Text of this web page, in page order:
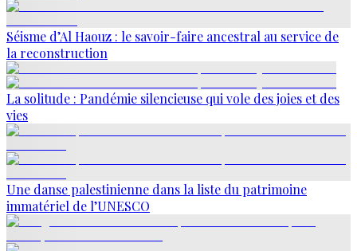
Séisme d’Al Haouz : le savoir-faire ancestral au service de
la reconstruction
La solitude : Pandémie silencieuse qui vole des joies et des
vies
Une danse palestinienne dans la liste du patrimoine
immatériel de l’UNESCO